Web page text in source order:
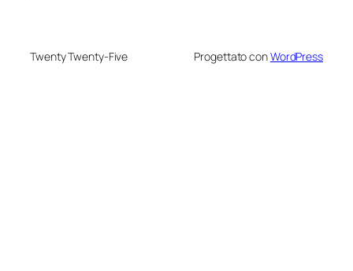
Twenty Twenty-Five Progettato conWordPress